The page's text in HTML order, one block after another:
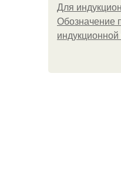
Для
Обозначение
индукционной